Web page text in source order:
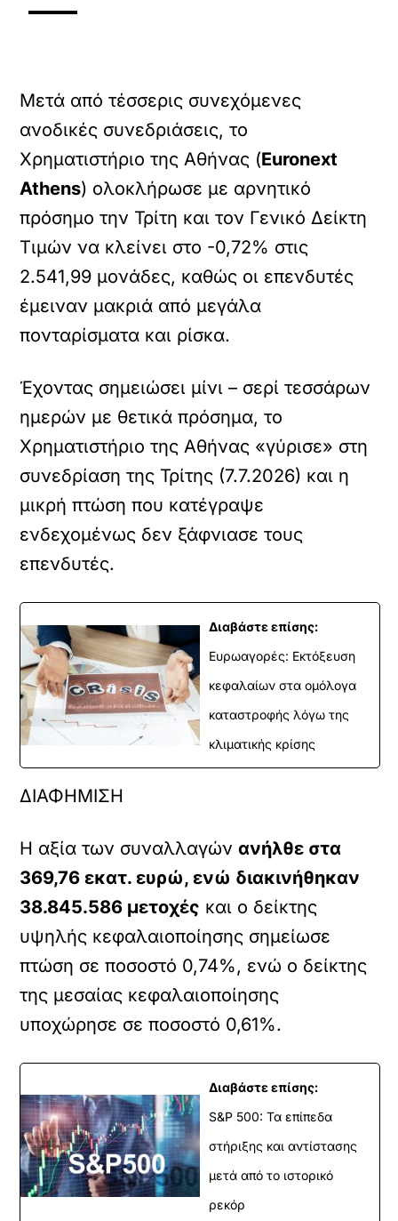
Μετά από τέσσερις συνεχόμενες
ανοδικές συνεδριάσεις, το
Χρηματιστήριο της Αθήνας (Euronext
Athens) ολοκλήρωσε με αρνητικό
πρόσημο την Τρίτη και τον Γενικό Δείκτη
Τιμών να κλείνει στο -0,72% στις
2.541,99 μονάδες, καθώς οι επενδυτές
έμειναν μακριά από μεγάλα
πονταρίσματα και ρίσκα.
Έχοντας σημειώσει μίνι – σερί τεσσάρων
ημερών με θετικά πρόσημα, το
Χρηματιστήριο της Αθήνας «γύρισε» στη
συνεδρίαση της Τρίτης (7.7.2026) και η
μικρή πτώση που κατέγραψε
ενδεχομένως δεν ξάφνιασε τους
επενδυτές.
Διαβάστε επίσης:
Ευρωαγορές: Εκτόξευση
κεφαλαίων στα ομόλογα
καταστροφής λόγω της
κλιματικής κρίσης
ΔΙΑΦΗΜΙΣΗ
Η αξία των συναλλαγώνανήλθε στα
369,76 εκατ. ευρώ, ενώ διακινήθηκαν
38.845.586 μετοχές και ο δείκτης
υψηλής κεφαλαιοποίησης σημείωσε
πτώση σε ποσοστό 0,74%, ενώ ο δείκτης
της μεσαίας κεφαλαιοποίησης
υποχώρησε σε ποσοστό 0,61%.
Διαβάστε επίσης:
S&P 500: Τα επίπεδα
στήριξης και αντίστασης
μετά από το ιστορικό
ρεκόρ